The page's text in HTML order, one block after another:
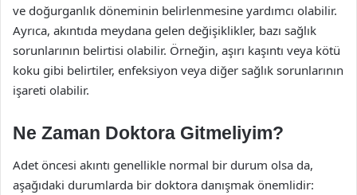
ve doğurganlık döneminin belirlenmesine yardımcı olabilir.
Ayrıca, akıntıda meydana gelen değişiklikler, bazı sağlık
sorunlarının belirtisi olabilir. Örneğin, aşırı kaşıntı veya kötü
koku gibi belirtiler, enfeksiyon veya diğer sağlık sorunlarının
işareti olabilir.
Ne Zaman Doktora Gitmeliyim?
Adet öncesi akıntı genellikle normal bir durum olsa da,
aşağıdaki durumlarda bir doktora danışmak önemlidir: